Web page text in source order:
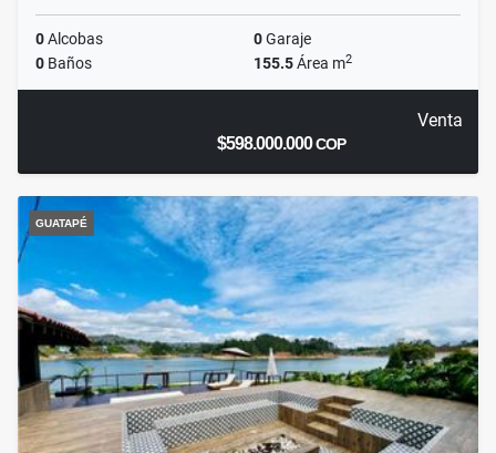
0Alcobas 0Garaje
0 Baños 155.5Área m2
Venta
$598.000.000COP
GUATAPÉ